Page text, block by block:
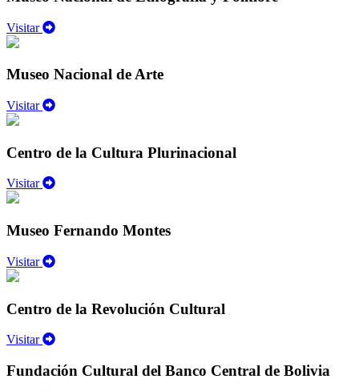
Visitar
Museo Nacional de Arte
Visitar
Centro de la Cultura Plurinacional
Visitar
Museo Fernando Montes
Visitar
Centro de la Revolución Cultural
Visitar
Fundación Cultural del Banco Central de Bolivia